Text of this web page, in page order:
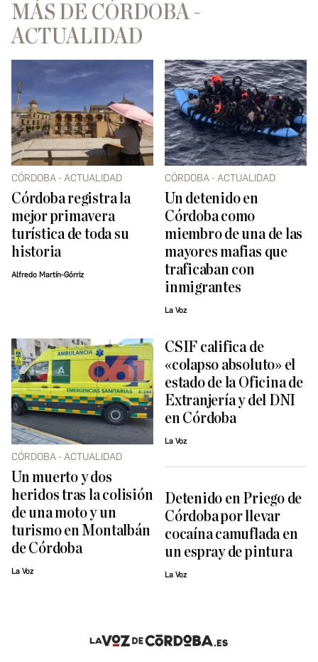
MÁS DE CÓRDOBA -
ACTUALIDAD
CÓRDOBA - ACTUALIDAD
Córdoba registra la
mejor primavera
turística de toda su
historia
Alfredo Martín-Górriz
CÓRDOBA - ACTUALIDAD
Un detenido en
Córdoba como
miembro de una de las
mayores mafias que
traficaban con
inmigrantes
La Voz
CÓRDOBA - ACTUALIDAD
Un muerto y dos
heridos tras la colisión
de una moto y un
turismo en Montalbán
de Córdoba
La Voz
CSIF califica de
«colapso absoluto» el
estado de la Oficina de
Extranjería y del DNI
en Córdoba
La Voz
Detenido en Priego de
Córdoba por llevar
cocaína camuflada en
un espray de pintura
La Voz